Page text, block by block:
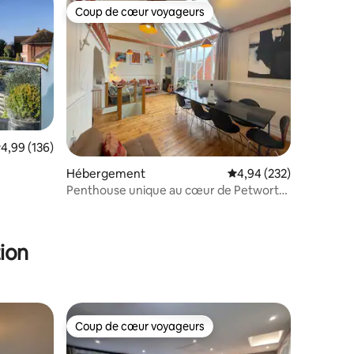
: 4,96 sur 5
appréciés
moyenne sur la base de 136 commentaires : 4,99 sur 5
4,99 (136)
Coup de cœur voyageurs
Coup de cœur voyageurs
Hébergement Évaluation moyenne
4,94 (232)
Penthouse unique au cœur de Petworth,
Coup de cœur voyageurs
Coup de cœur voyageurs